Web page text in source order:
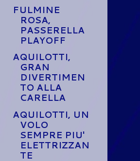
FULMINE
ROSA,
PASSERELLA
PLAYOFF
AQUILOTTI,
GRAN
DIVERTIMEN
TO ALLA
CARELLA
AQUILOTTI, UN
VOLO
SEMPRE PIU'
ELETTRIZZAN
TE